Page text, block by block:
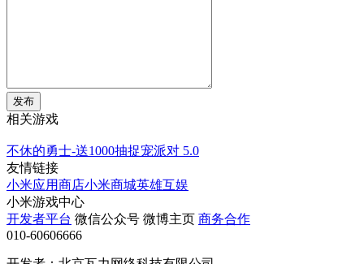
发布
相关游戏
不休的勇士-送1000抽捉宠派对 5.0
友情链接
小米应用商店小米商城英雄互娱
小米游戏中心
开发者平台 微信公众号 微博主页 商务合作
010-60606666